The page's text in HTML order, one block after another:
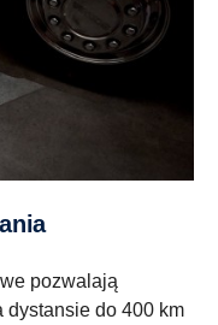
pozwalają
dystansie do 400 km